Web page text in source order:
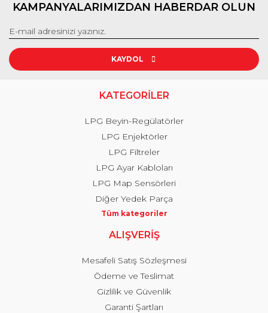
KAMPANYALARIMIZDAN HABERDAR OLUN
KAYDOL
KATEGORİLER
LPG Beyin-Regülatörler
LPG Enjektörler
LPG Filtreler
LPG Ayar Kabloları
LPG Map Sensörleri
Diğer Yedek Parça
Tüm kategoriler
ALIŞVERİŞ
Mesafeli Satış Sözleşmesi
Ödeme ve Teslimat
Gizlilik ve Güvenlik
Garanti Şartları